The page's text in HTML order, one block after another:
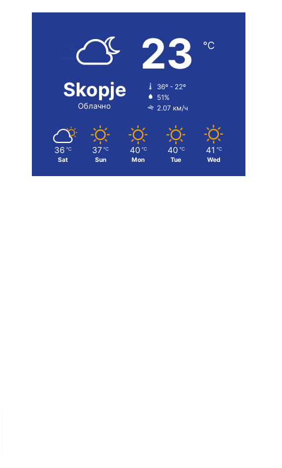
Skopje
Облачно
23 ℃
36º - 22º
51%
2.07 км/ч
36 ℃
Sat
37 ℃
Sun
40 ℃
Mon
40 ℃
Tue
41 ℃
Wed